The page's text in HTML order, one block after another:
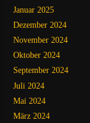
Januar 2025
Dezember 2024
November 2024
Oktober 2024
September 2024
Juli 2024
Mai 2024
März 2024